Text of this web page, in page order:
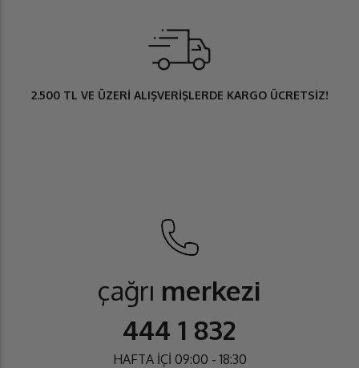
2.500 TL VE ÜZERİ ALIŞVERİŞLERDE KARGO ÜCRETSİZ!
çağrı merkezi
444 1 832
HAFTA İÇİ 09:00 - 18:30